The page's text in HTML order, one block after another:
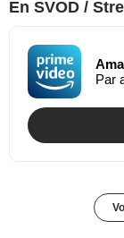
En SVOD /
Par